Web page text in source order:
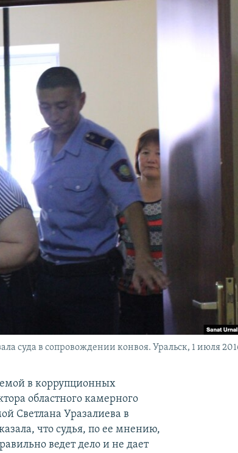
суда в сопровождении конвоя. Уральск, 1 июля
в коррупционных
областного камерного
Светлана Уразалиева в
что судья, по ее мнению,
ведет дело и не дает